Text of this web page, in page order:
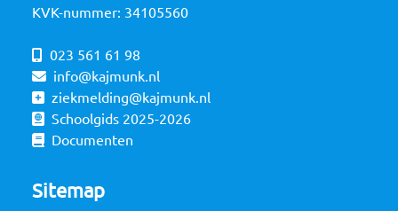
KVK-nummer: 34105560
023 561 61 98
info@kajmunk.nl
ziekmelding@kajmunk.nl
Schoolgids 2025-2026
Documenten
Sitemap